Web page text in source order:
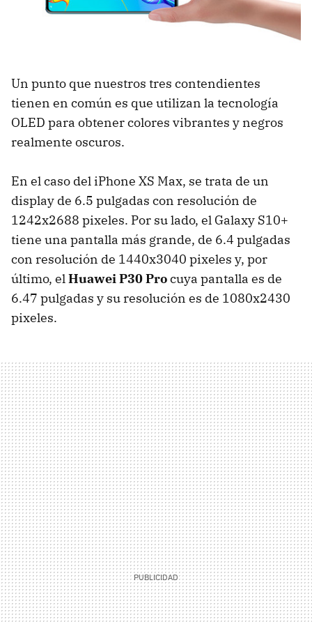
Un punto que nuestros tres contendientes
tienen en común es que utilizan la tecnología
OLED para obtener colores vibrantes y negros
realmente oscuros.
En el caso del iPhone XS Max, se trata de un
display de 6.5 pulgadas con resolución de
1242x2688 pixeles. Por su lado, el Galaxy S10+
tiene una pantalla más grande, de 6.4 pulgadas
con resolución de 1440x3040 pixeles y, por
último, elHuawei P30 Procuya pantalla es de
6.47 pulgadas y su resolución es de 1080x2430
pixeles.